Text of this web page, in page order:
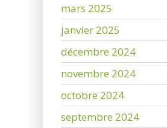
mars 2025
janvier 2025
décembre 2024
novembre 2024
octobre 2024
septembre 2024